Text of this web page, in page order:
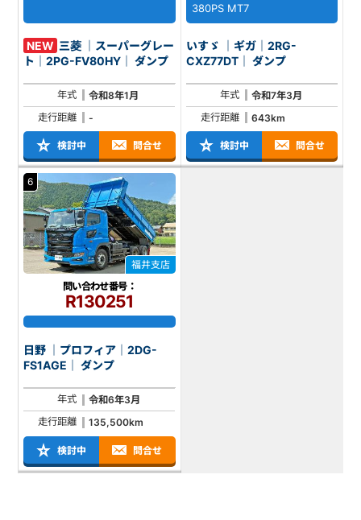
NEW 三菱 ｜スーパーグレー
ト｜2PG-FV80HY｜ ダンプ
年式
令和8年1月
走行距離
-
検討中 問合せ
380PS MT7
いすゞ ｜ギガ｜2RG-
CXZ77DT｜ ダンプ
年式
令和7年3月
走行距離
643km
検討中 問合せ
6
福井支店
問い合わせ番号：
R130251
日野 ｜プロフィア｜2DG-
FS1AGE｜ ダンプ
年式
令和6年3月
走行距離
135,500km
検討中 問合せ